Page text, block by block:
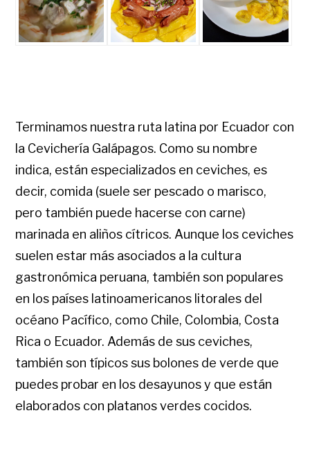
Terminamos nuestra ruta latina por Ecuador con
la Cevichería Galápagos. Como su nombre
indica, están especializados en ceviches, es
decir, comida (suele ser pescado o marisco,
pero también puede hacerse con carne)
marinada en aliños cítricos. Aunque los ceviches
suelen estar más asociados a la cultura
gastronómica peruana, también son populares
en los países latinoamericanos litorales del
océano Pacífico, como Chile, Colombia, Costa
Rica o Ecuador. Además de sus ceviches,
también son típicos sus bolones de verde que
puedes probar en los desayunos y que están
elaborados con platanos verdes cocidos.